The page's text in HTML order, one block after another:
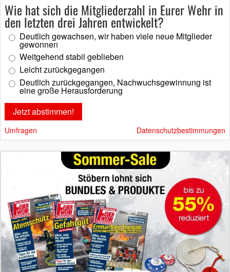
Wie hat sich die Mitgliederzahl in Eurer Wehr in
den letzten drei Jahren entwickelt?
Deutlich gewachsen, wir haben viele neue Mitglieder
gewonnen
Weitgehend stabil geblieben
Leicht zurückgegangen
Deutlich zurückgegangen, Nachwuchsgewinnung ist
eine große Herausforderung
Umfragen Datenschutzbestimmungen